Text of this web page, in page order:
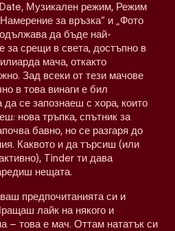
Музикален режим, Режим
за връзка“ и „Фото
да бъде най-
за срещи в света, достъпно в
мача, откакто
Зад всеки от тези мачове
в това винаги е бил
се запознаеш с хора, които
нова тръпка, спътник за
бавно, но се разгаря до
Каквото и да търсиш (или
Tinder ти дава
нещата.
предпочитанията си и
лайк на някого и
– това е мач. Оттам нататък си